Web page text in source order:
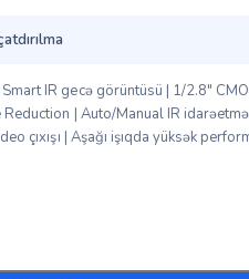
IR gecə görüntüsü | 1/2.8″
| Auto/Manual IR
çıxışı | Aşağı işıqda yüksək